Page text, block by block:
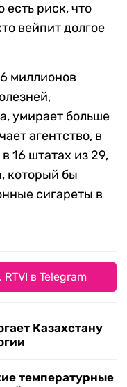
есть риск, что
вейпит долгое
миллионов
умирает больше
агентство, в
16 штатах из 29,
который бы
сигареты в
в Telegram
Казахстану
температурные